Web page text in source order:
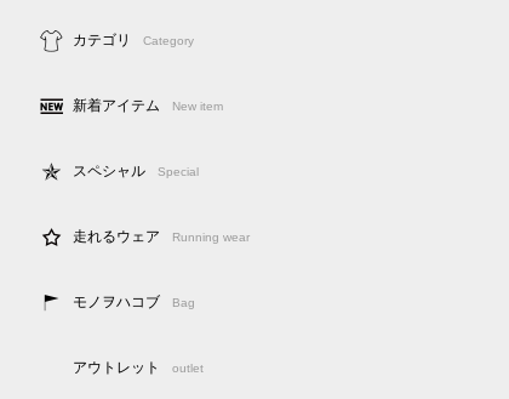
カテゴリ Category
新着アイテム New item
スペシャル Special
走れるウェア Running wear
モノヲハコブ Bag
アウトレット outlet